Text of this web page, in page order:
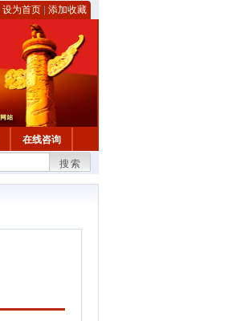
设为首页 添加收藏
在线咨询
搜索